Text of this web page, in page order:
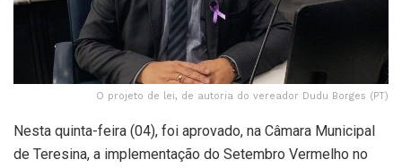
O projeto de lei, de autoria do vereador Dudu Borges (PT)
Nesta quinta-feira (04), foi aprovado, na Câmara Municipal
de Teresina, a implementação do Setembro Vermelho no